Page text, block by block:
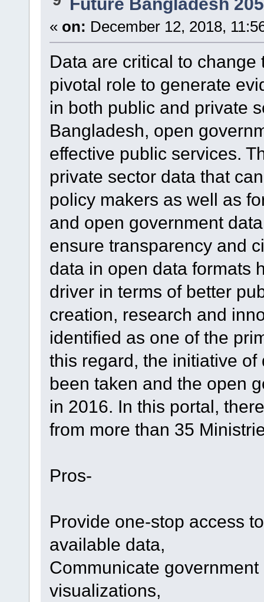
« on: December 12, 2018,
Data are critical to
pivotal role to generate
in both public and private
Bangladesh, open
effective public services.
private sector data that
policy makers as well as
and open government
ensure transparency and
data in open data formats
driver in terms of better
creation, research and
identified as one of the
this regard, the initiative
been taken and the open
in 2016. In this portal,
from more than 35
Pros-
Provide one-stop access
available data,
Communicate
visualizations,